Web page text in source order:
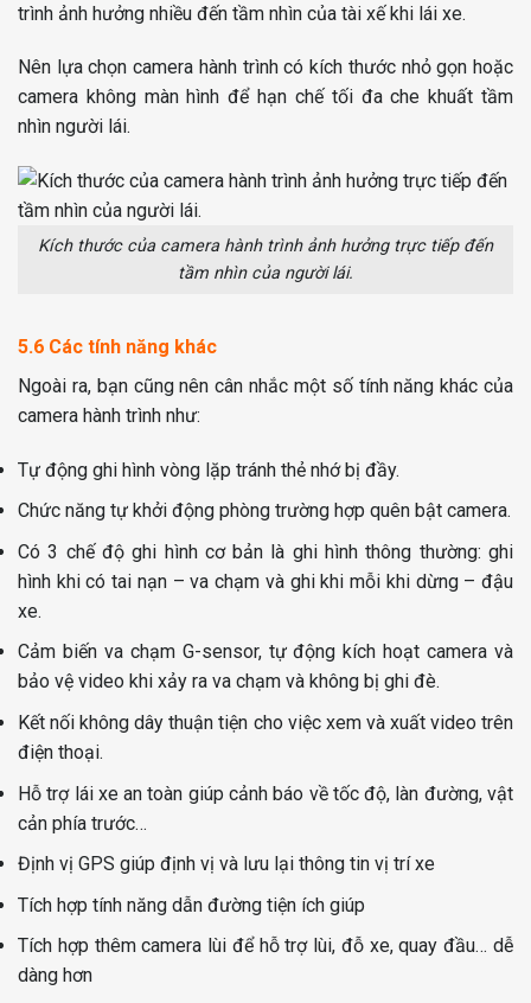
trình ảnh hưởng nhiều đến tầm nhìn của tài xế khi lái xe.
Nên lựa chọn camera hành trình có kích thước nhỏ gọn hoặc
camera không màn hình để hạn chế tối đa che khuất tầm
nhìn người lái.
Kích thước của camera hành trình ảnh hưởng trực tiếp đến
tầm nhìn của người lái.
5.6 Các tính năng khác
Ngoài ra, bạn cũng nên cân nhắc một số tính năng khác của
camera hành trình như:
Tự động ghi hình vòng lặp tránh thẻ nhớ bị đầy.
Chức năng tự khởi động phòng trường hợp quên bật camera.
Có 3 chế độ ghi hình cơ bản là ghi hình thông thường: ghi
hình khi có tai nạn – va chạm và ghi khi mỗi khi dừng – đậu
xe.
Cảm biến va chạm G-sensor, tự động kích hoạt camera và
bảo vệ video khi xảy ra va chạm và không bị ghi đè.
Kết nối không dây thuận tiện cho việc xem và xuất video trên
điện thoại.
Hỗ trợ lái xe an toàn giúp cảnh báo về tốc độ, làn đường, vật
cản phía trước…
Định vị GPS giúp định vị và lưu lại thông tin vị trí xe
Tích hợp tính năng dẫn đường tiện ích giúp
Tích hợp thêm camera lùi để hỗ trợ lùi, đỗ xe, quay đầu… dễ
dàng hơn